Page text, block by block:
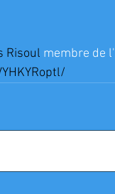
Risoul membre de l'